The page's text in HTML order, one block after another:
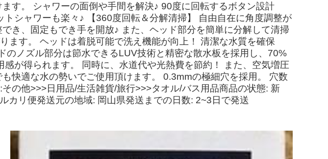
す。 シャワーの面倒や手間を解決♪ 90度に回転するボタン設計
シャワーも楽々♪ 【360度回転＆分解清掃】 自由自在に角度調整が
き、固定もでき手を開放♪ また、ヘッド部分を簡単に分解して清掃
ます。 ヘッドは着脱可能で洗え機能が向上！ 清潔な水質を確保
ノズル部分は節水できるLUV技術と精密な散水板を採用し、70%
が得られます。 同時に、水道代や光熱費を節約！ また、空気増圧
快適な水の勢いでご使用頂けます。 0.3mmの極細穴を採用。 穴数
の他>>>日用品/生活雑貨/旅行>>>タオル/バス用品商品の状態: 新
カリ便発送元の地域: 岡山県発送までの日数: 2~3日で発送